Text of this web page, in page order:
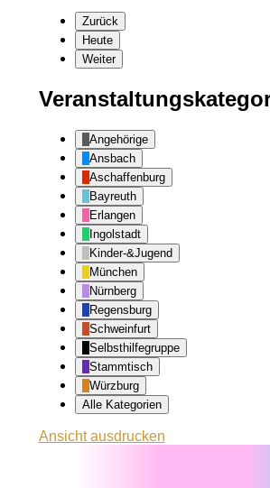
Zurück
Heute
Weiter
Angehörige
Ansbach
Aschaffenburg
Bayreuth
Erlangen
Ingolstadt
Kinder-&Jugend
München
Nürnberg
Regensburg
Schweinfurt
Selbsthilfegruppe
Stammtisch
Würzburg
Alle Kategorien
Ansichtausdrucken